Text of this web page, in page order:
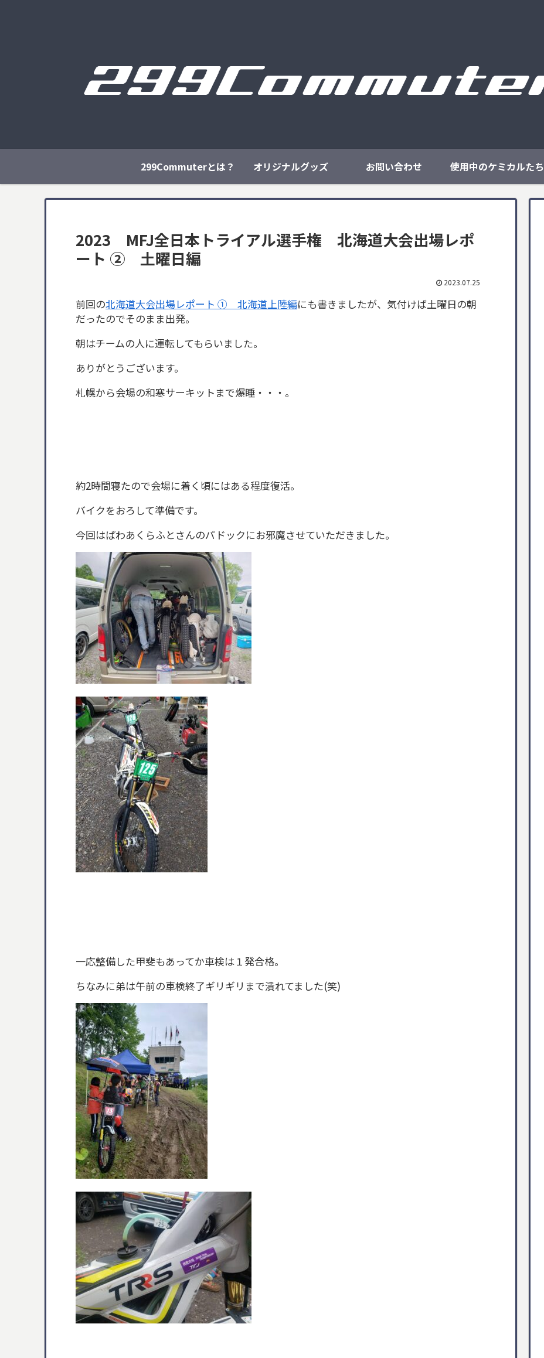
299Commuterとは？ オリジナルグッズ お問い合わせ 使用中のケミカルたち
2023 MFJ全日本トライアル選手権 北海道大会出場レポ
ート ② 土曜日編
2023.07.25
前回の北海道大会出場レポート ① 北海道上陸編にも書きましたが、気付けば土曜日の朝
だったのでそのまま出発。
朝はチームの人に運転してもらいました。
ありがとうございます。
札幌から会場の和寒サーキットまで爆睡・・・。
約2時間寝たので会場に着く頃にはある程度復活。
バイクをおろして準備です。
今回はぱわあくらふとさんのパドックにお邪魔させていただきました。
一応整備した甲斐もあってか車検は１発合格。
ちなみに弟は午前の車検終了ギリギリまで潰れてました(笑)